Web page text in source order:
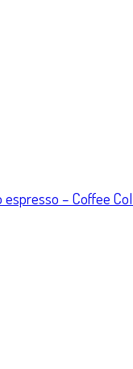
espresso – Coffee